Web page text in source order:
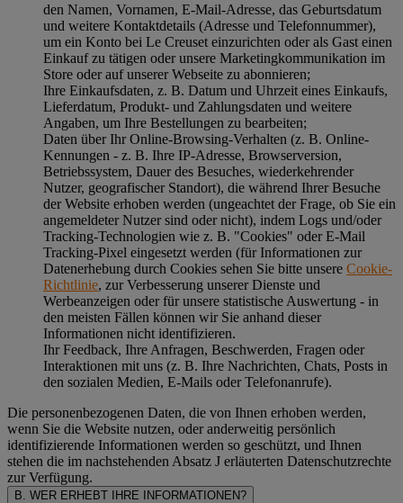
den Namen, Vornamen, E-Mail-Adresse, das Geburtsdatum
und weitere Kontaktdetails (Adresse und Telefonnummer),
um ein Konto bei Le Creuset einzurichten oder als Gast einen
Einkauf zu tätigen oder unsere Marketingkommunikation im
Store oder auf unserer Webseite zu abonnieren;
Ihre Einkaufsdaten, z. B. Datum und Uhrzeit eines Einkaufs,
Lieferdatum, Produkt- und Zahlungsdaten und weitere
Angaben, um Ihre Bestellungen zu bearbeiten;
Daten über Ihr Online-Browsing-Verhalten (z. B. Online-
Kennungen - z. B. Ihre IP-Adresse, Browserversion,
Betriebssystem, Dauer des Besuches, wiederkehrender
Nutzer, geografischer Standort), die während Ihrer Besuche
der Website erhoben werden (ungeachtet der Frage, ob Sie ein
angemeldeter Nutzer sind oder nicht), indem Logs und/oder
Tracking-Technologien wie z. B. "Cookies" oder E-Mail
Tracking-Pixel eingesetzt werden (für Informationen zur
Datenerhebung durch Cookies sehen Sie bitte unsere Cookie-
Richtlinie, zur Verbesserung unserer Dienste und
Werbeanzeigen oder für unsere statistische Auswertung - in
den meisten Fällen können wir Sie anhand dieser
Informationen nicht identifizieren.
Ihr Feedback, Ihre Anfragen, Beschwerden, Fragen oder
Interaktionen mit uns (z. B. Ihre Nachrichten, Chats, Posts in
den sozialen Medien, E-Mails oder Telefonanrufe).
Die personenbezogenen Daten, die von Ihnen erhoben werden,
wenn Sie die Website nutzen, oder anderweitig persönlich
identifizierende Informationen werden so geschützt, und Ihnen
stehen die im nachstehenden Absatz J erläuterten Datenschutzrechte
zur Verfügung.
B. WER ERHEBT IHRE INFORMATIONEN?